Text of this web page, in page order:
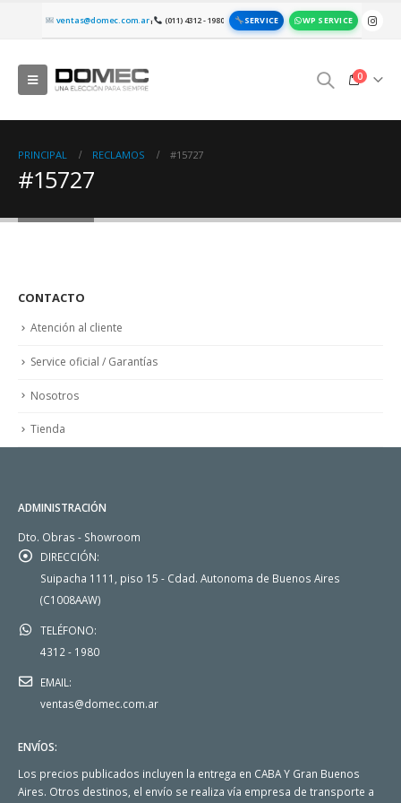
ventas@domec.com.ar| (011) 4312 - 1980 SERVICE WP SERVICE
0
PRINCIPAL RECLAMOS #15727
#15727
CONTACTO
Atención al cliente
Service oficial / Garantías
Nosotros
Tienda
ADMINISTRACIÓN
Dto. Obras - Showroom
DIRECCIÓN:
Suipacha 1111, piso 15 - Cdad. Autonoma de Buenos Aires
(C1008AAW)
TELÉFONO:
4312 - 1980
EMAIL:
ventas@domec.com.ar
ENVÍOS:
Los precios publicados incluyen la entrega en CABA Y Gran Buenos
Aires. Otros destinos, el envío se realiza vía empresa de transporte a